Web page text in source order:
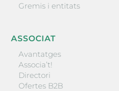
Gremis i entitats
ASSOCIAT
Avantatges
Associa’t!
Directori
Ofertes B2B